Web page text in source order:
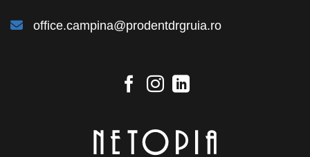
office.campina@prodentdrgruia.ro